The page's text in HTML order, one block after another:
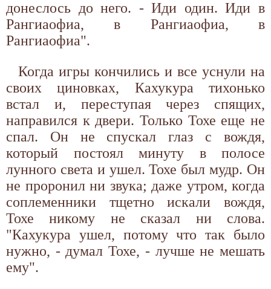
донеслось до него. - Иди один. Иди в
Рангиаофиа, в Рангиаофиа, в
Рангиаофиа".
Когда игры кончились и все уснули на
своих циновках, Кахукура тихонько
встал и, переступая через спящих,
направился к двери. Только Тохе еще не
спал. Он не спускал глаз с вождя,
который постоял минуту в полосе
лунного света и ушел. Тохе был мудр. Он
не проронил ни звука; даже утром, когда
соплеменники тщетно искали вождя,
Тохе никому не сказал ни слова.
"Кахукура ушел, потому что так было
нужно, - думал Тохе, - лучше не мешать
ему".